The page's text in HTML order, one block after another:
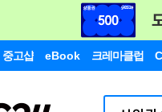
중고샵 eBook 크레마클럽